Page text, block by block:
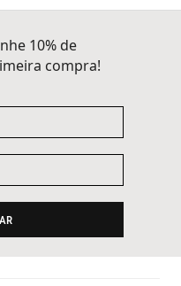
10% de
compra!